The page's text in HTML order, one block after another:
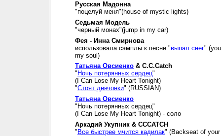
Русская Мадонна
"поцелуй меня"(house of mystic lights)
Седьмая Модель
"черный монах"(jump in my car)
Фея - Инна Смирнова
использовала сэмплы к песне "выпал снег"
my soul)
Татьяна Овсиенко & C.C.Catch
" Ночь потерянных сердец"
(I Can Lose My Heart Tonight)
"Стоят девчонки" (RUSSIAN)
Татьяна Овсиенко
"Ночь потерянных сердец"
(I Can Lose My Heart Tonight) - соло
Аркадий Укупник & CCCATCH
"Все быстрее мчится кадилак" (Backseat of